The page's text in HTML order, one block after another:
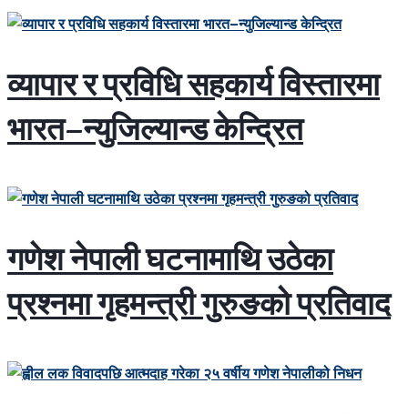
व्यापार र प्रविधि सहकार्य विस्तारमा
भारत–न्युजिल्यान्ड केन्द्रित
गणेश नेपाली घटनामाथि उठेका
प्रश्नमा गृहमन्त्री गुरुङको प्रतिवाद